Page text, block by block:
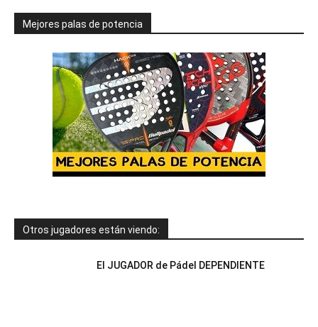
Mejores palas de potencia
Otros jugadores están viendo:
El JUGADOR de Pádel DEPENDIENTE